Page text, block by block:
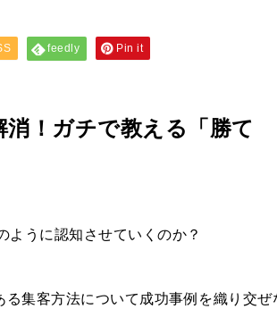
feedly Pin it
消！ガチで教える「勝て
うに認知させていくのか？
集客方法について成功事例を織り交ぜ